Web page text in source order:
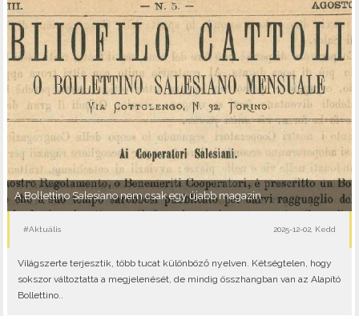
A Bollettino Salesiano nem csak egy újabb magazin
#Aktuális 2025-12-02, Kedd
Világszerte terjesztik, több tucat különböző nyelven. Kétségtelen, hogy
sokszor változtatta a megjelenését, de mindig összhangban van az Alapító
Bollettino..